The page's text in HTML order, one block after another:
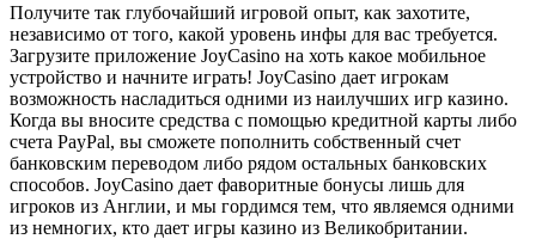
Получите так глубочайший игровой опыт, как захотите,
независимо от того, какой уровень инфы для вас требуется.
Загрузите приложение JoyCasino на хоть какое мобильное
устройство и начните играть! JoyCasino дает игрокам
возможность насладиться одними из наилучших игр казино.
Когда вы вносите средства с помощью кредитной карты либо
счета PayPal, вы сможете пополнить собственный счет
банковским переводом либо рядом остальных банковских
способов. JoyCasino дает фаворитные бонусы лишь для
игроков из Англии, и мы гордимся тем, что являемся одними
из немногих, кто дает игры казино из Великобритании.